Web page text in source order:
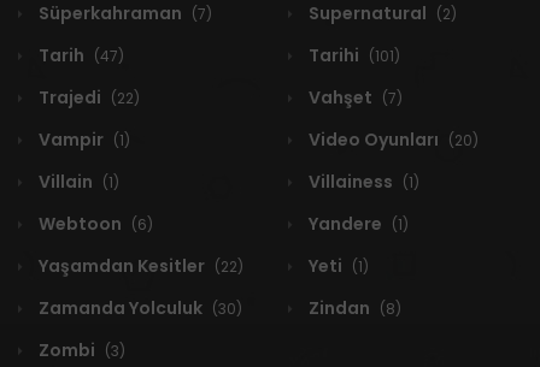
Süperkahraman (7) Supernatural (2)
Tarih (47) Tarihi (101)
Trajedi (22) Vahşet (7)
Vampir (1) Video Oyunları (20)
Villain (1) Villainess (1)
Webtoon (6) Yandere (1)
Yaşamdan Kesitler (22) Yeti (1)
Zamanda Yolculuk (30) Zindan (8)
Zombi (3)